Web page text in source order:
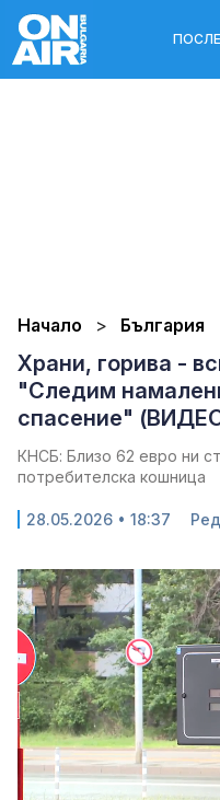
Начало България
Храни, горива -
"Следим
спасение"
КНСБ: Близо 62 евро ни
потребителска кошница
28.05.2026 • 18:37